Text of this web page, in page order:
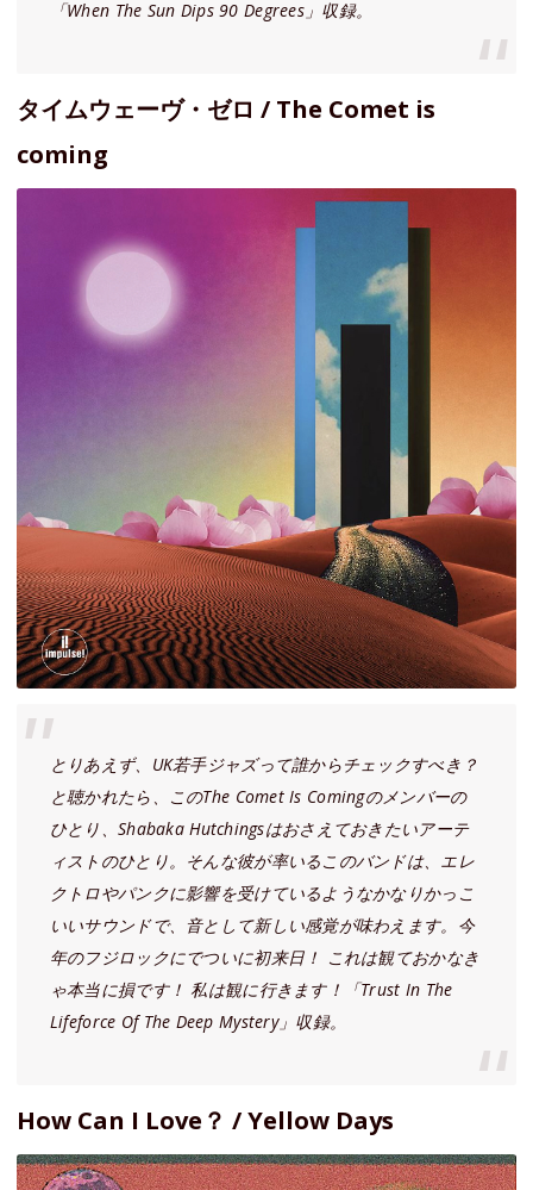
「When The Sun Dips 90 Degrees」収録。
タイムウェーヴ・ゼロ / The Comet is
coming
とりあえず、UK若手ジャズって誰からチェックすべき？
と聴かれたら、このThe Comet Is Comingのメンバーの
ひとり、Shabaka Hutchingsはおさえておきたいアーテ
ィストのひとり。そんな彼が率いるこのバンドは、エレ
クトロやパンクに影響を受けているようなかなりかっこ
いいサウンドで、音として新しい感覚が味わえます。今
年のフジロックにでついに初来日！ これは観ておかなき
ゃ本当に損です！ 私は観に行きます！「Trust In The
Lifeforce Of The Deep Mystery」収録。
How Can I Love？ / Yellow Days